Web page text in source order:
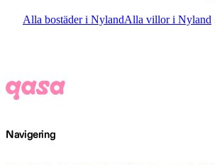
Alla bostäder i NylandAlla villor i Nyland
Navigering